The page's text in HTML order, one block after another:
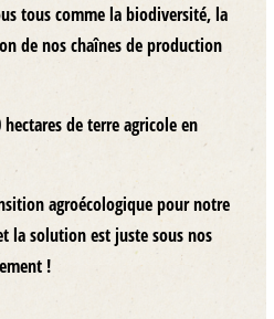
tous comme la biodiversité, la
de nos chaînes de production
hectares de terre agricole en
agroécologique pour notre
la solution est juste sous nos
!